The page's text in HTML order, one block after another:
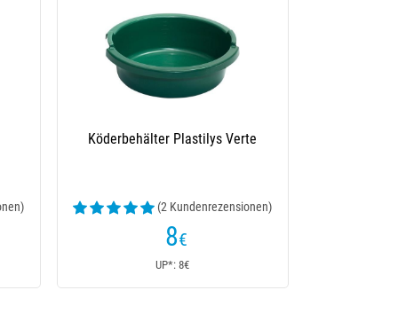
Plastilys 40L - Blau
(1 Kundenrezensionen)